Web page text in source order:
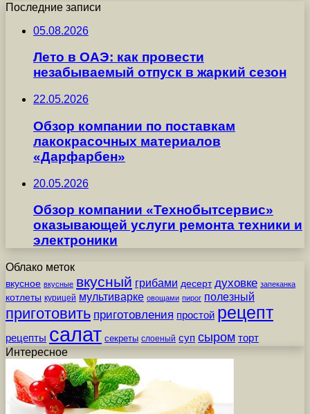
Последние записи
05.08.2026
Лето в ОАЭ: как провести
незабываемый отпуск в жаркий сезон
22.05.2026
Обзор компании по поставкам
лакокрасочных материалов
«Дарфарбен»
20.05.2026
Обзор компании «Технобытсервис»
оказывающей услуги ремонта техники и
электроники
Облако меток
вкусное вкусные вкусный грибами десерт духовке запеканка
котлеты курицей мультиварке овощами пирог полезный
приготовить приготовления простой рецепт
рецепты салат секреты слоеный суп сыром торт
Интересное